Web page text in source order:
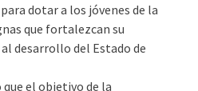
dotar a los jóvenes de la
que fortalezcan su
desarrollo del Estado de
el objetivo de la